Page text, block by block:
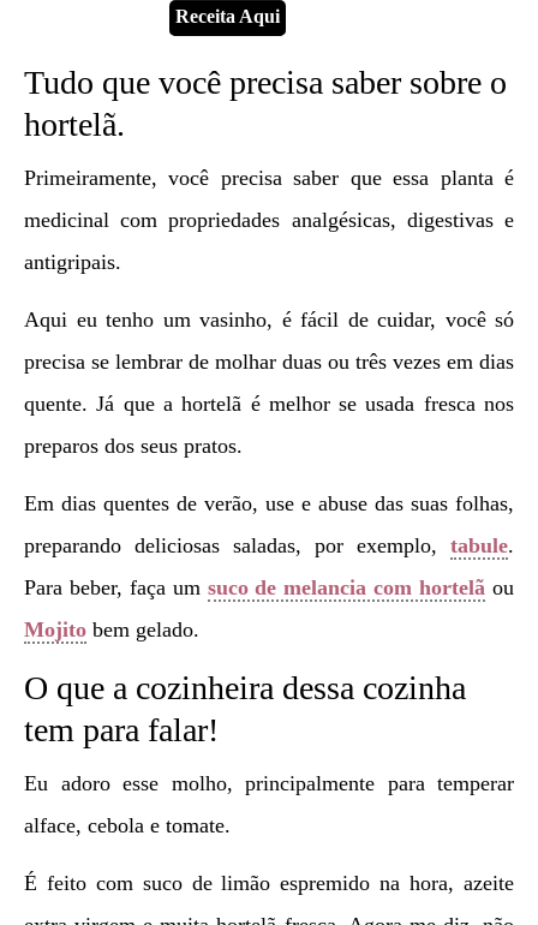
Receita Aqui
Tudo que você precisa saber sobre o
hortelã.
Primeiramente, você precisa saber que essa planta é
medicinal com propriedades analgésicas, digestivas e
antigripais.
Aqui eu tenho um vasinho, é fácil de cuidar, você só
precisa se lembrar de molhar duas ou três vezes em dias
quente. Já que a hortelã é melhor se usada fresca nos
preparos dos seus pratos.
Em dias quentes de verão, use e abuse das suas folhas,
preparando deliciosas saladas, por exemplo, tabule.
Para beber, faça um suco de melancia com hortelã ou
Mojito bem gelado.
O que a cozinheira dessa cozinha
tem para falar!
Eu adoro esse molho, principalmente para temperar
alface, cebola e tomate.
É feito com suco de limão espremido na hora, azeite